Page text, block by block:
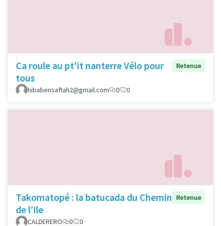
Ca roule au pt'it nanterre Vélo pour
tous
Retenue
hibabensaftah2@gmail.com 0 0
Takomatopé : la batucada du Chemin
de l’Ile
Retenue
CALDERERO 0 0